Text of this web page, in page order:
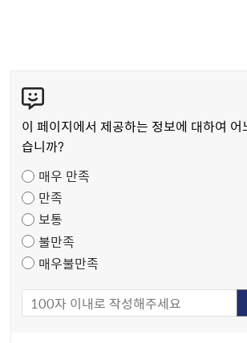
텐
츠
만
도
조
사
이 페이지에서 제공하는 정보에 대하여
습니까?
매우 만족
만족
보통
불만족
매우불만족